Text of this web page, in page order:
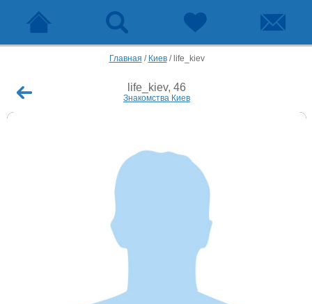
Главная / Киев/ life_kiev
life_kiev, 46
Знакомства Киев